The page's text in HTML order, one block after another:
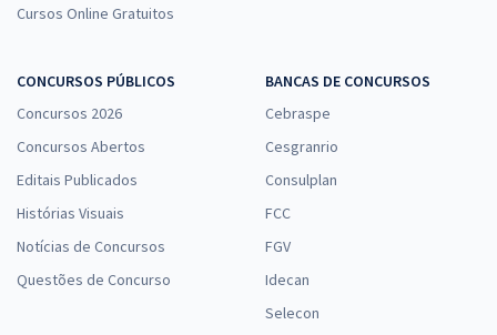
Cursos Online Gratuitos
CONCURSOS PÚBLICOS
Concursos 2026
Concursos Abertos
Editais Publicados
Histórias Visuais
Notícias de Concursos
Questões de Concurso
BANCAS DE CONCURSOS
Cebraspe
Cesgranrio
Consulplan
FCC
FGV
Idecan
Selecon